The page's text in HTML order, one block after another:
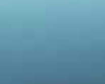
ou
souvenir